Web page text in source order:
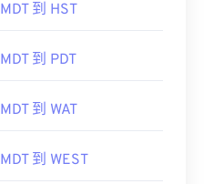
MDT 到 HST
MDT 到 PDT
MDT 到 WAT
MDT 到 WEST